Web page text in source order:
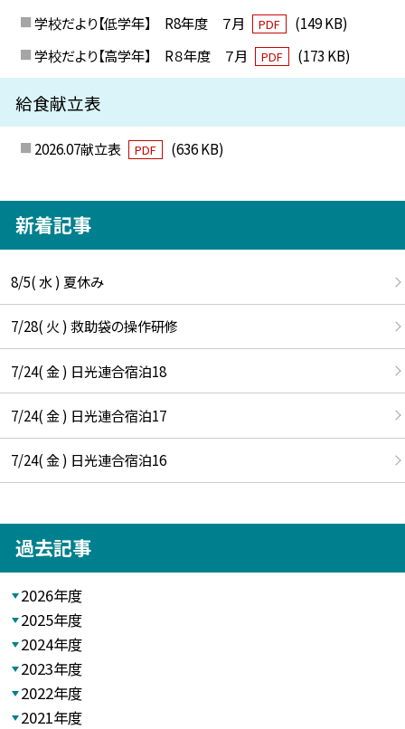
学校だより【低学年】 R8年度 ７月
PDF
(149 KB)
学校だより【高学年】 R８年度 ７月
PDF (173 KB)
給食献立表
2026.07献立表 PDF (636 KB)
新着記事
8/5( 水 ) 夏休み
7/28( 火 ) 救助袋の操作研修
7/24( 金 ) 日光連合宿泊18
7/24( 金 ) 日光連合宿泊17
7/24( 金 ) 日光連合宿泊16
過去記事
2026年度
2025年度
2024年度
2023年度
2022年度
2021年度